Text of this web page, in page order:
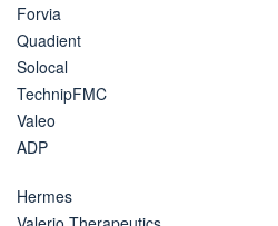
Forvia
Quadient
Solocal
TechnipFMC
Valeo
ADP
Hermes